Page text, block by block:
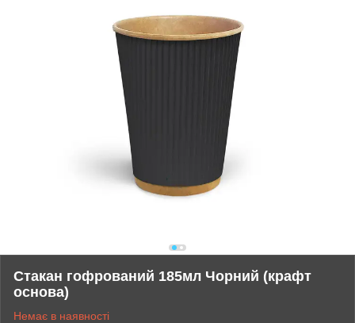
Стакан гофрований 185мл Чорний (крафт
основа)
Немає в наявності